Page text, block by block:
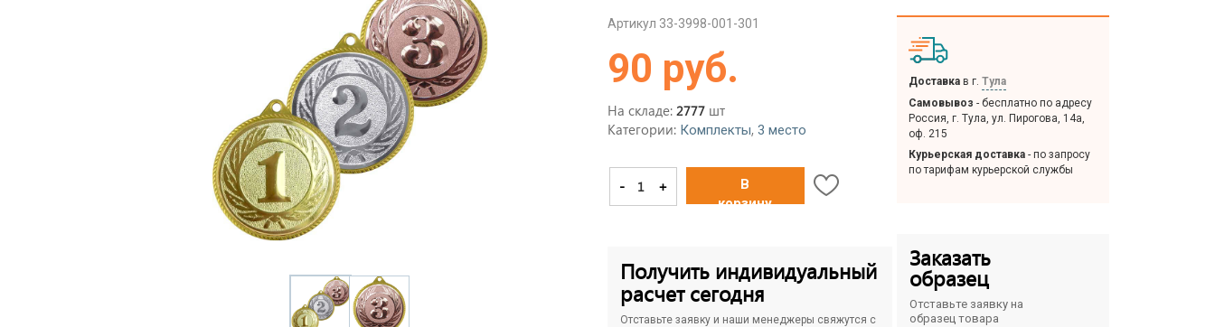
Артикул 33-3998-001-301
90 руб.
На складе: 2777 шт
Категории: Комплекты, 3 место
- +
В
корзину
Получить индивидуальный
расчет сегодня
Отставьте заявку и наши менеджеры свяжутся с
Доставка в г. Тула
Самовывоз - бесплатно по адресу
Россия, г. Тула, ул. Пирогова, 14а,
оф. 215
Курьерская доставка - по запросу
по тарифам курьерской службы
Заказать
образец
Отставьте заявку на
образец товара